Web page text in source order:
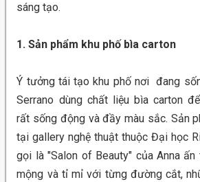
sáng tạo.
1. Sản phẩm khu phố bìa carton
Ý tưởng tái tạo khu phố nơi đang
Serrano dùng chất liệu bìa carton
rất sống động và đầy màu sắc. Sản
tại gallery nghệ thuật thuộc Đại học
gọi là "Salon of Beauty" của Anna
mộng và tỉ mỉ với từng đường cắt,